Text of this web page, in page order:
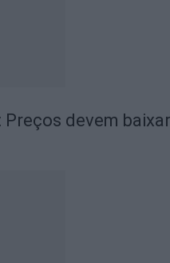
Preços devem